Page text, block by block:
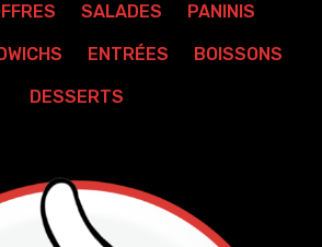
SALADES PANINIS
ENTRÉES BOISSONS
DESSERTS